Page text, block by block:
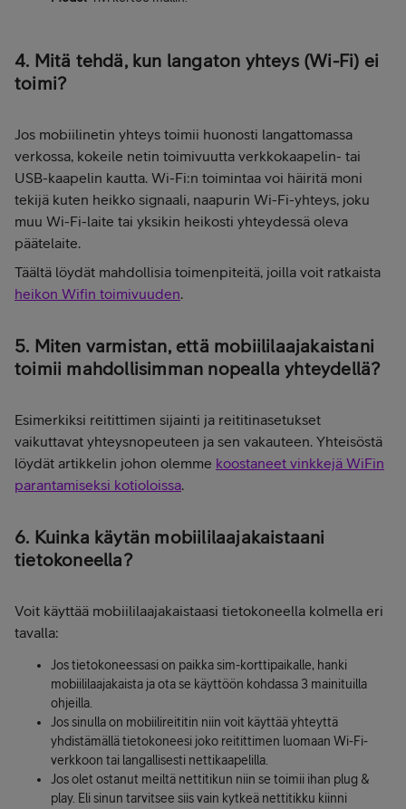
4. Mitä tehdä, kun langaton yhteys (Wi-Fi) ei
toimi?
Jos mobiilinetin yhteys toimii huonosti langattomassa
verkossa, kokeile netin toimivuutta verkkokaapelin- tai
USB-kaapelin kautta. Wi-Fi:n toimintaa voi häiritä moni
tekijä kuten heikko signaali, naapurin Wi-Fi-yhteys, joku
muu Wi-Fi-laite tai yksikin heikosti yhteydessä oleva
päätelaite.
Täältä löydät mahdollisia toimenpiteitä, joilla voit ratkaista
heikon Wifin toimivuuden.
5. Miten varmistan, että mobiililaajakaistani
toimii mahdollisimman nopealla yhteydellä?
Esimerkiksi reitittimen sijainti ja reititinasetukset
vaikuttavat yhteysnopeuteen ja sen vakauteen. Yhteisöstä
löydät artikkelin johon olemme koostaneet vinkkejä WiFin
parantamiseksi kotioloissa.
6. Kuinka käytän mobiililaajakaistaani
tietokoneella?
Voit käyttää mobiililaajakaistaasi tietokoneella kolmella eri
tavalla:
Jos tietokoneessasi on paikka sim-korttipaikalle, hanki
mobiililaajakaista ja ota se käyttöön kohdassa 3 mainituilla
ohjeilla.
Jos sinulla on mobiilireititin niin voit käyttää yhteyttä
yhdistämällä tietokoneesi joko reitittimen luomaan Wi-Fi-
verkkoon tai langallisesti nettikaapelilla.
Jos olet ostanut meiltä nettitikun niin se toimii ihan plug &
play. Eli sinun tarvitsee siis vain kytkeä nettitikku kiinni